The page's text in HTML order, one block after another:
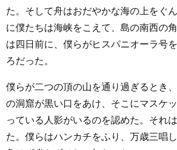
た。そして舟はおだやかな海の上をぐ
に僕たちは海峡をこえて、島の南西の
は四日前に、僕らがヒスパニオーラ号
ろだった。
僕らが二つの頂の山を通り過ぎるとき
の洞窟が黒い口をあけ、そこにマスケ
っている人影がいるのを認めた。それ
た。僕らはハンカチをふり、万歳三唱